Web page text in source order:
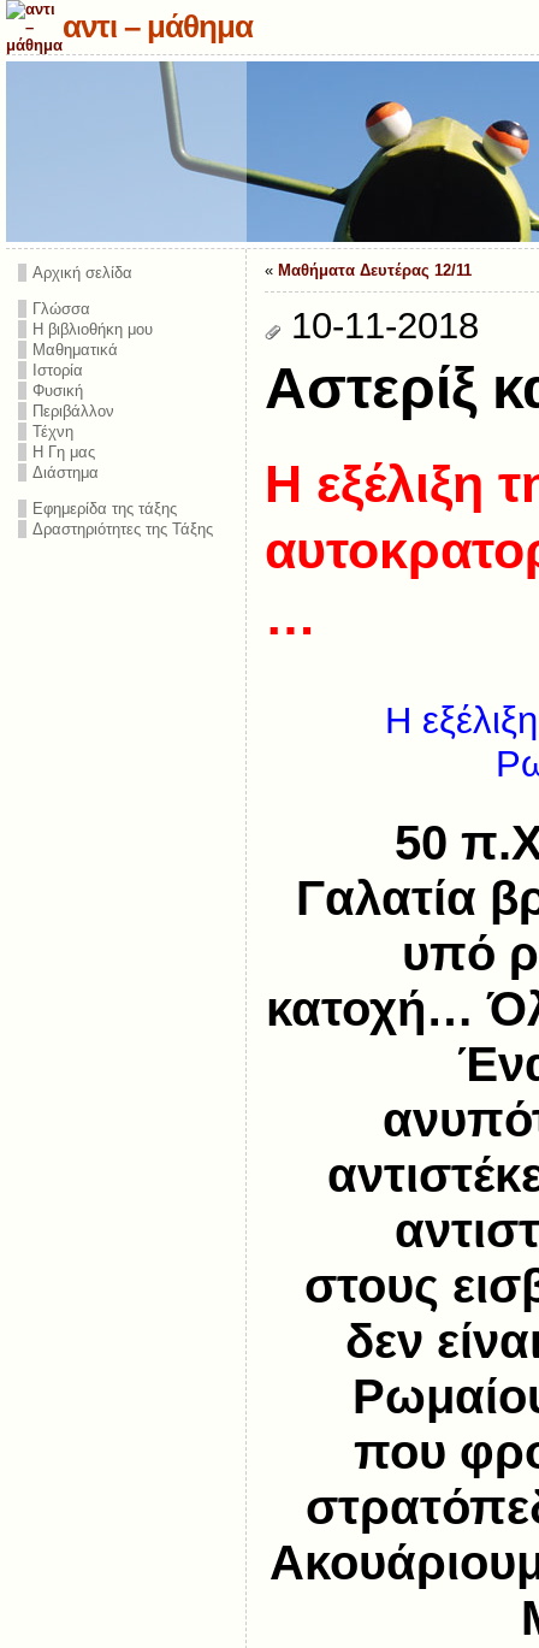
αντι – μάθημα
Αρχική σελίδα
Γλώσσα
Η βιβλιοθήκη μου
Μαθηματικά
Ιστορία
Φυσική
Περιβάλλον
Τέχνη
Η Γη μας
Διάστημα
Εφημερίδα της τάξης
Δραστηριότητες της Τάξης
« Μαθήματα Δευτέρας 12/11
10-11-2018
Αστερίξ
Η εξέλιξη
…
Η
50
Γαλατία
υπό
κατοχή…
στους
δεν
που